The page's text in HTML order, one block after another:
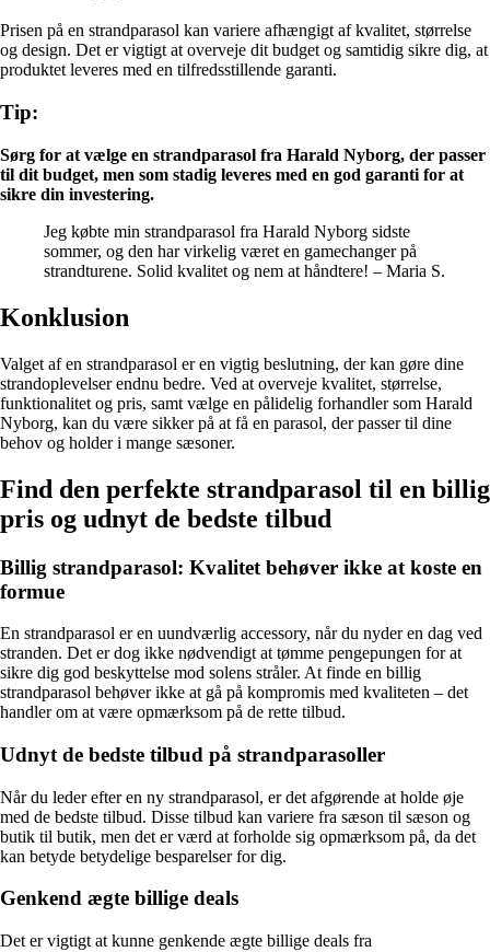
Prisen på en strandparasol kan variere afhængigt af kvalitet, størrelse
og design. Det er vigtigt at overveje dit budget og samtidig sikre dig, at
produktet leveres med en tilfredsstillende garanti.
Tip:
Sørg for at vælge en strandparasol fra Harald Nyborg, der passer
til dit budget, men som stadig leveres med en god garanti for at
sikre din investering.
Jeg købte min strandparasol fra Harald Nyborg sidste
sommer, og den har virkelig været en gamechanger på
strandturene. Solid kvalitet og nem at håndtere! – Maria S.
Konklusion
Valget af en strandparasol er en vigtig beslutning, der kan gøre dine
strandoplevelser endnu bedre. Ved at overveje kvalitet, størrelse,
funktionalitet og pris, samt vælge en pålidelig forhandler som Harald
Nyborg, kan du være sikker på at få en parasol, der passer til dine
behov og holder i mange sæsoner.
Find den perfekte strandparasol til en billig
pris og udnyt de bedste tilbud
Billig strandparasol: Kvalitet behøver ikke at koste en
formue
En strandparasol er en uundværlig accessory, når du nyder en dag ved
stranden. Det er dog ikke nødvendigt at tømme pengepungen for at
sikre dig god beskyttelse mod solens stråler. At finde en billig
strandparasol behøver ikke at gå på kompromis med kvaliteten – det
handler om at være opmærksom på de rette tilbud.
Udnyt de bedste tilbud på strandparasoller
Når du leder efter en ny strandparasol, er det afgørende at holde øje
med de bedste tilbud. Disse tilbud kan variere fra sæson til sæson og
butik til butik, men det er værd at forholde sig opmærksom på, da det
kan betyde betydelige besparelser for dig.
Genkend ægte billige deals
Det er vigtigt at kunne genkende ægte billige deals fra